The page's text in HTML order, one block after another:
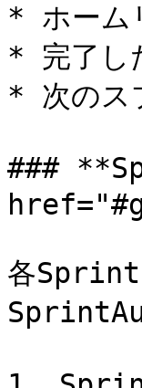
* ホーム
* 完了し
* 次のス
###
各Sprint